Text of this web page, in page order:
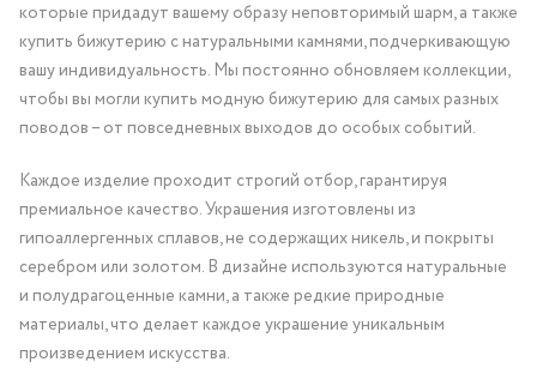
которые придадут вашему образу неповторимый шарм, а также
купить бижутерию с натуральными камнями, подчеркивающую
вашу индивидуальность. Мы постоянно обновляем коллекции,
чтобы вы могли купить модную бижутерию для самых разных
поводов – от повседневных выходов до особых событий.
Каждое изделие проходит строгий отбор, гарантируя
премиальное качество. Украшения изготовлены из
гипоаллергенных сплавов, не содержащих никель, и покрыты
серебром или золотом. В дизайне используются натуральные
и полудрагоценные камни, а также редкие природные
материалы, что делает каждое украшение уникальным
произведением искусства.